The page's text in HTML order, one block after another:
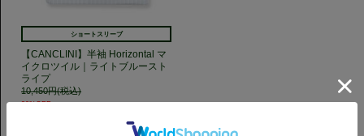
ショートスリーブ
【CANCLINI】半袖 Horizontal マ
イクロツイル｜ライトブルースト
ライプ
10,450円(税込)
20%OFF